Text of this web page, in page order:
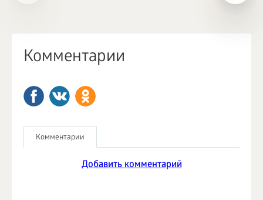
Комментарии
Комментарии
Добавить комментарий